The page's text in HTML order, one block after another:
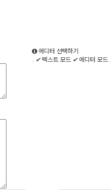
에디터 선택하기
✔텍스트 모드 ✔에디터 모드